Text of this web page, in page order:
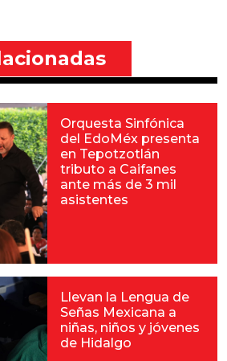
Orquesta Sinfónica
del EdoMéx presenta
en Tepotzotlán
tributo a Caifanes
ante más de 3 mil
asistentes
Llevan la Lengua de
Señas Mexicana a
niñas, niños y jóvenes
de Hidalgo